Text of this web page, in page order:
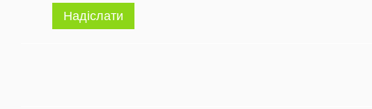
Надіслати